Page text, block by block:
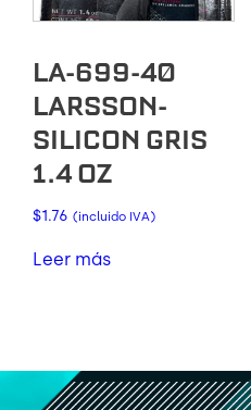
LA-699-40
LARSSON-
SILICON GRIS
1.4 OZ
$1.76 (incluido IVA)
Leer más